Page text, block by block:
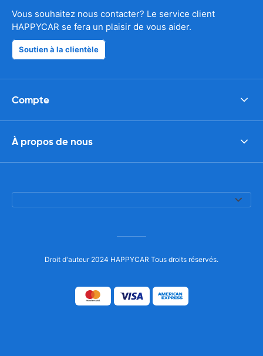
Vous souhaitez nous contacter? Le service client
HAPPYCAR se fera un plaisir de vous aider.
Soutien à la clientèle
Compte
À propos de nous
Droit d'auteur 2024 HAPPYCAR Tous droits réservés.